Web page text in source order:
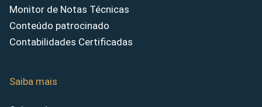
Monitor de Notas Técnicas
Conteúdo patrocinado
Contabilidades Certificadas
Saiba mais